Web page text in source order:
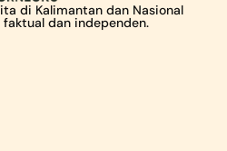
di Kalimantan dan Nasional
dan independen.